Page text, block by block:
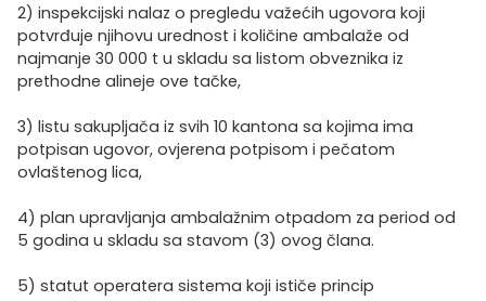
2) inspekcijski nalaz o pregledu važećih ugovora koji
potvrđuje njihovu urednost i količine ambalaže od
najmanje 30 000 t u skladu sa listom obveznika iz
prethodne alineje ove tačke,
3) listu sakupljača iz svih 10 kantona sa kojima ima
potpisan ugovor, ovjerena potpisom i pečatom
ovlaštenog lica,
4) plan upravljanja ambalažnim otpadom za period od
5 godina u skladu sa stavom (3) ovog člana.
5) statut operatera sistema koji ističe princip